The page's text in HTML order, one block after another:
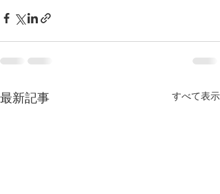
最新記事 すべて表示